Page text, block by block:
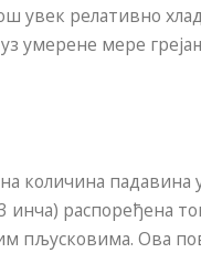
увек релативно
умерене мере
количина падавина
инча) распоређена
пљусковима. Ова